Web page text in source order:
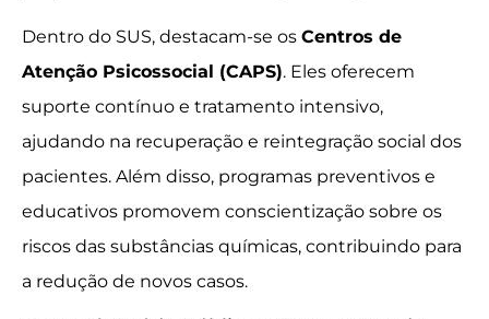
Dentro do SUS, destacam-se os Centros de
Atenção Psicossocial (CAPS). Eles oferecem
suporte contínuo e tratamento intensivo,
ajudando na recuperação e reintegração social dos
pacientes. Além disso, programas preventivos e
educativos promovem conscientização sobre os
riscos das substâncias químicas, contribuindo para
a redução de novos casos.